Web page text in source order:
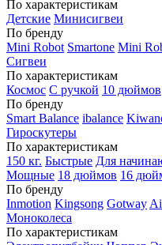
По характеристикам
Детские Минисигвеи
По бренду
Mini Robot Smartone Mini
Сигвеи
По характеристикам
Космос С ручкой 10 дюймов
По бренду
Smart Balance ibalance
Гироскутеры
По характеристикам
150 кг. Быстрые Для
Мощные 18 дюймов 16
По бренду
Inmotion Kingsong Gotway
Моноколеса
По характеристикам